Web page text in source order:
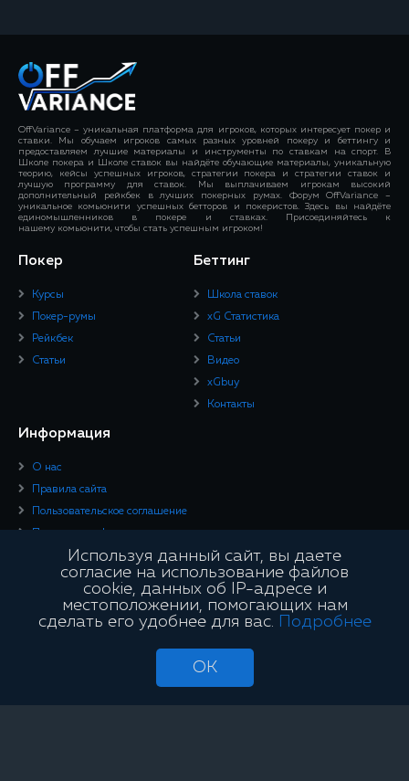
OffVariance – уникальная платформа для игроков, которых интересует покер и
ставки. Мы обучаем игроков самых разных уровней покеру и беттингу и
предоставляем лучшие материалы и инструменты по ставкам на спорт. В
Школе покера и Школе ставок вы найдёте обучающие материалы, уникальную
теорию, кейсы успешных игроков, стратегии покера и стратегии ставок и
лучшую программу для ставок. Мы выплачиваем игрокам высокий
дополнительный рейкбек в лучших покерных румах. Форум OffVariance –
уникальное комьюнити успешных бетторов и покеристов. Здесь вы найдёте
единомышленников в покере и ставках. Присоединяйтесь к
нашему комьюнити, чтобы стать успешным игроком!
Покер
Курсы
Покер-румы
Рейкбек
Статьи
Беттинг
Школа ставок
xG Статистика
Статьи
Видео
xGbuy
Контакты
Информация
О нас
Правила сайта
Пользовательское соглашение
Политика конфиденциальности
Юридическая информация
Подписывайтесь
Сайт является информационным и не занимается проведением азартных
Используя данный сайт, вы даете
согласие на использование файлов
cookie, данных об IP-адресе и
местоположении, помогающих нам
сделать его удобнее для вас.
Подробнее
OK